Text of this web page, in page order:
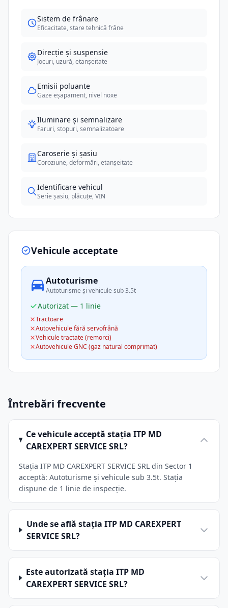
Sistem de frânare
Eficacitate, stare tehnică frâne
Direcție și suspensie
Jocuri, uzură, etanșeitate
Emisii poluante
Gaze eșapament, nivel noxe
Iluminare și semnalizare
Faruri, stopuri, semnalizatoare
Caroserie și șasiu
Coroziune, deformări, etanșeitate
Identificare vehicul
Serie șasiu, plăcuțe, VIN
Vehicule acceptate
Autoturisme
Autoturisme și vehicule sub 3.5t
Autorizat — 1 linie
Tractoare
Autovehicule fără servofrână
Vehicule tractate (remorci)
Autovehicule GNC (gaz natural comprimat)
Întrebări frecvente
Ce vehicule acceptă stația ITP MD
CAREXPERT SERVICE SRL?
Stația ITP MD CAREXPERT SERVICE SRL din Sector 1
acceptă: Autoturisme și vehicule sub 3.5t. Stația
dispune de 1 linie de inspecție.
Unde se află stația ITP MD CAREXPERT
SERVICE SRL?
Este autorizată stația ITP MD
CAREXPERT SERVICE SRL?